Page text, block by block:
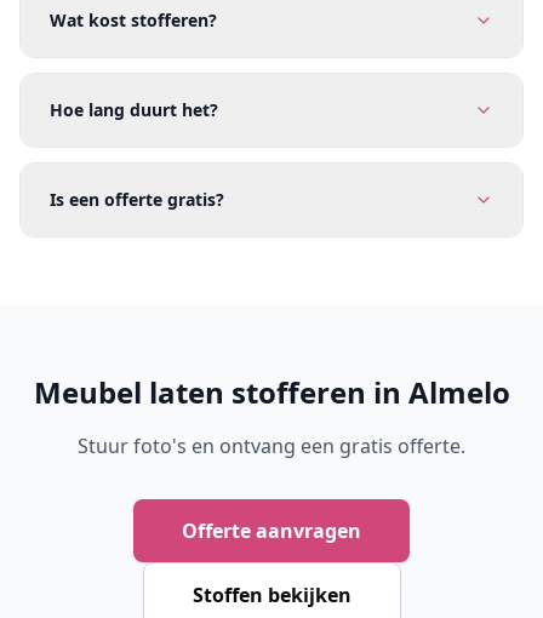
Wat kost stofferen?
Hoe lang duurt het?
Is een offerte gratis?
Meubel laten stofferen in Almelo
Stuur foto's en ontvang een gratis offerte.
Offerte aanvragen
Stoffen bekijken